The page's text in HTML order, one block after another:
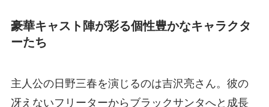
豪華キャスト陣が彩る個性豊かなキャラクタ
ーたち
主人公の日野三春を演じるのは吉沢亮さん。彼の
冴えないフリーターからブラックサンタへと成長